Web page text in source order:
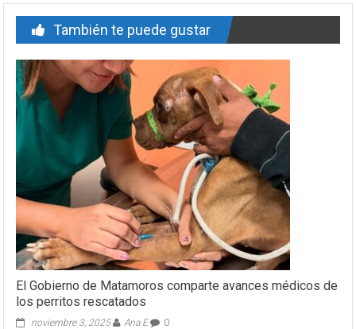
También te puede gustar
El Gobierno de Matamoros comparte avances médicos de
los perritos rescatados
noviembre 3, 2025 Ana E 0